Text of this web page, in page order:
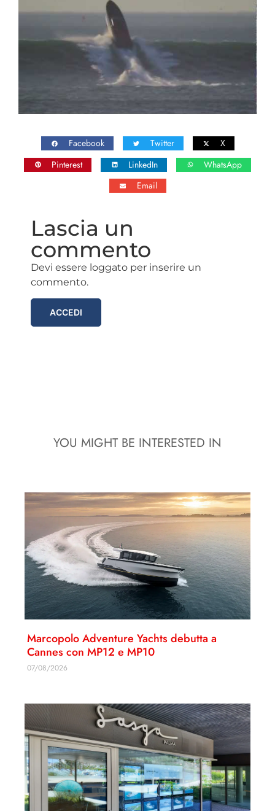
Facebook Twitter
X
Pinterest
LinkedIn
WhatsApp
Email
Lascia un
commento
Devi essere loggato per inserire un
commento.
ACCEDI
YOU MIGHT BE INTERESTED IN
Marcopolo Adventure Yachts debutta a
Cannes con MP12 e MP10
07/08/2026